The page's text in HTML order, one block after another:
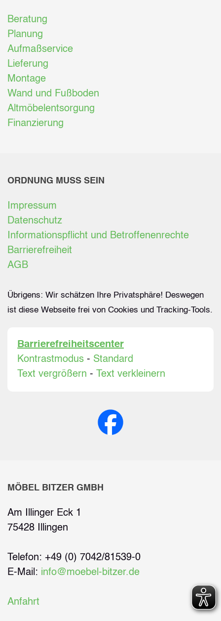
Beratung
Planung
Aufmaßservice
Lieferung
Montage
Wand und Fußboden
Altmöbelentsorgung
Finanzierung
ORDNUNG MUSS SEIN
Impressum
Datenschutz
Informationspflicht und Betroffenenrechte
Barrierefreiheit
AGB
Übrigens: Wir schätzen Ihre Privatsphäre! Deswegen
ist diese Webseite frei von Cookies und Tracking-Tools.
Barrierefreiheitscenter
Kontrastmodus - Standard
Text vergrößern - Text verkleinern
MÖBEL BITZER GMBH
Am Illinger Eck 1
75428 Illingen
Telefon: +49 (0) 7042/81539-0
E-Mail: info@moebel-bitzer.de
Anfahrt